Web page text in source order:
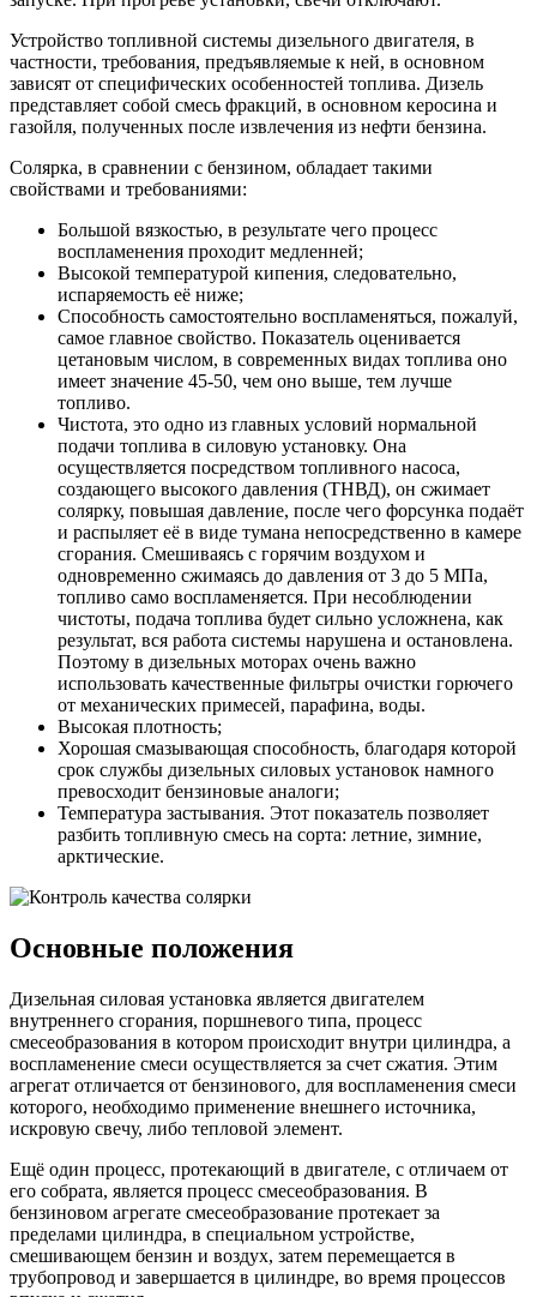
Устройство топливной системы дизельного двигателя, в
частности, требования, предъявляемые к ней, в основном
зависят от специфических особенностей топлива. Дизель
представляет собой смесь фракций, в основном керосина и
газойля, полученных после извлечения из нефти бензина.
Солярка, в сравнении с бензином, обладает такими
свойствами и требованиями:
Большой вязкостью, в результате чего процесс
воспламенения проходит медленней;
Высокой температурой кипения, следовательно,
испаряемость её ниже;
Способность самостоятельно воспламеняться, пожалуй,
самое главное свойство. Показатель оценивается
цетановым числом, в современных видах топлива оно
имеет значение 45-50, чем оно выше, тем лучше
топливо.
Чистота, это одно из главных условий нормальной
подачи топлива в силовую установку. Она
осуществляется посредством топливного насоса,
создающего высокого давления (ТНВД), он сжимает
солярку, повышая давление, после чего форсунка подаёт
и распыляет её в виде тумана непосредственно в камере
сгорания. Смешиваясь с горячим воздухом и
одновременно сжимаясь до давления от 3 до 5 МПа,
топливо само воспламеняется. При несоблюдении
чистоты, подача топлива будет сильно усложнена, как
результат, вся работа системы нарушена и остановлена.
Поэтому в дизельных моторах очень важно
использовать качественные фильтры очистки горючего
от механических примесей, парафина, воды.
Высокая плотность;
Хорошая смазывающая способность, благодаря которой
срок службы дизельных силовых установок намного
превосходит бензиновые аналоги;
Температура застывания. Этот показатель позволяет
разбить топливную смесь на сорта: летние, зимние,
арктические.
Основные положения
Дизельная силовая установка является двигателем
внутреннего сгорания, поршневого типа, процесс
смесеобразования в котором происходит внутри цилиндра, а
воспламенение смеси осуществляется за счет сжатия. Этим
агрегат отличается от бензинового, для воспламенения смеси
которого, необходимо применение внешнего источника,
искровую свечу, либо тепловой элемент.
Ещё один процесс, протекающий в двигателе, с отличаем от
его собрата, является процесс смесеобразования. В
бензиновом агрегате смесеобразование протекает за
пределами цилиндра, в специальном устройстве,
смешивающем бензин и воздух, затем перемещается в
трубопровод и завершается в цилиндре, во время процессов